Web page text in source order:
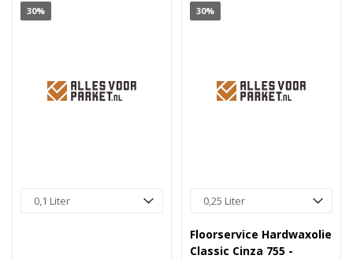
30% 30%
Floorservice Hardwaxolie
Classic Cinza 755 -